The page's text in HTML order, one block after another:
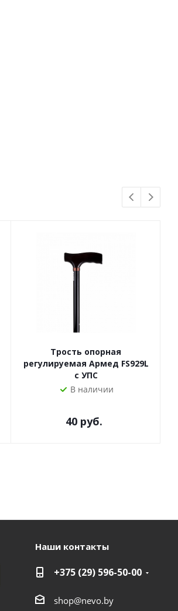
Трость опорная
регулируемая Армед FS929L
с УПС
В наличии
40руб.
Наши контакты
+375 (29) 596-50-00
shop@nevo.by